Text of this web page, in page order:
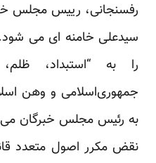
رفسنجانی، رییس مجلس
سیدعلی خامنه ای می
را به “استبداد،
جمهوری‌اسلامی و وهن
به رئیس مجلس خبرگان می
نقض مکرر اصول متعدد